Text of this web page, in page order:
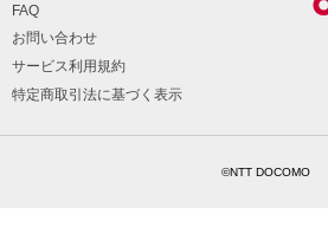
FAQ
お問い合わせ
サービス利用規約
特定商取引法に基づく表示
©NTT DOCOMO